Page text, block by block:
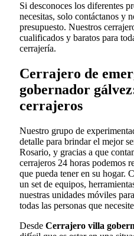
Si desconoces los diferentes
necesitas, solo contáctanos y
presupuesto. Nuestros
cualificados y baratos para
cerrajería.
Cerrajero de
gobernador
cerrajeros
Nuestro grupo de
detalle para brindar el mejor
Rosario, y gracias a que
cerrajeros 24 horas podemos
que pueda tener en su hogar.
un set de equipos,
nuestras unidades móviles
todas las personas que
Desde Cerrajero villa